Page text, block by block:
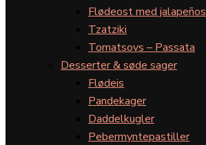
Flødeost med jalapeños
Tzatziki
Tomatsovs – Passata
Desserter & søde sager
Flødeis
Pandekager
Daddelkugler
Pebermyntepastiller